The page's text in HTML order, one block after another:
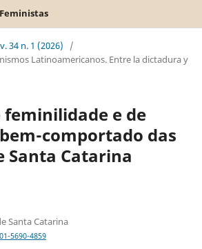
v. 34 n. 1 (2026)
/
Latinoamericanos. Entre la dictadura y
feminilidade e de
comportado das
Santa Catarina
Santa Catarina
5690-4859